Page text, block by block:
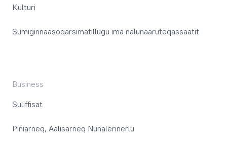
Kulturi
Sumiginnaasoqarsimatillugu ima nalunaaruteqassaatit
Business
Suliffisat
Piniarneq, Aalisarneq Nunalerinerlu